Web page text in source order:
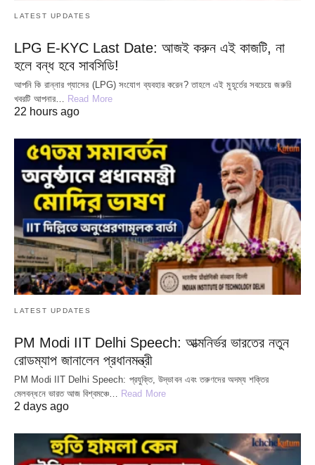
LATEST UPDATES
LPG E-KYC Last Date: আজই করুন এই কাজটি, না
হলে বন্ধ হবে সাবসিডি!
আপনি কি রান্নার গ্যাসের (LPG) সংযোগ ব্যবহার করেন? তাহলে এই মুহূর্তের সবচেয়ে জরুরি
খবরটি আপনার… Read More
22 hours ago
LATEST UPDATES
PM Modi IIT Delhi Speech: আত্মনির্ভর ভারতের নতুন
রোডম্যাপ জানালেন প্রধানমন্ত্রী
PM Modi IIT Delhi Speech: প্রযুক্তি, উদ্ভাবন এবং তরুণদের অদম্য শক্তির
মেলবন্ধনে ভারত আজ বিশ্বমঞ্চে…
Read More
2 days ago